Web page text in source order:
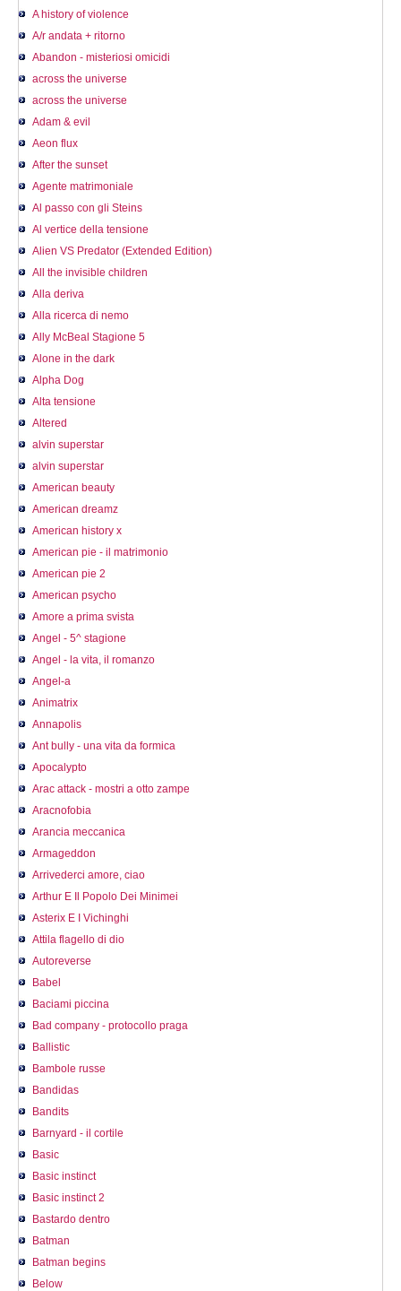
A history of violence
A/r andata + ritorno
Abandon - misteriosi omicidi
across the universe
across the universe
Adam & evil
Aeon flux
After the sunset
Agente matrimoniale
Al passo con gli Steins
Al vertice della tensione
Alien VS Predator (Extended Edition)
All the invisible children
Alla deriva
Alla ricerca di nemo
Ally McBeal Stagione 5
Alone in the dark
Alpha Dog
Alta tensione
Altered
alvin superstar
alvin superstar
American beauty
American dreamz
American history x
American pie - il matrimonio
American pie 2
American psycho
Amore a prima svista
Angel - 5^ stagione
Angel - la vita, il romanzo
Angel-a
Animatrix
Annapolis
Ant bully - una vita da formica
Apocalypto
Arac attack - mostri a otto zampe
Aracnofobia
Arancia meccanica
Armageddon
Arrivederci amore, ciao
Arthur E Il Popolo Dei Minimei
Asterix E I Vichinghi
Attila flagello di dio
Autoreverse
Babel
Baciami piccina
Bad company - protocollo praga
Ballistic
Bambole russe
Bandidas
Bandits
Barnyard - il cortile
Basic
Basic instinct
Basic instinct 2
Bastardo dentro
Batman
Batman begins
Below